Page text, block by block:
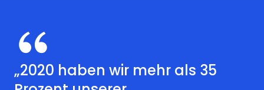
„2020 haben wir mehr als 35